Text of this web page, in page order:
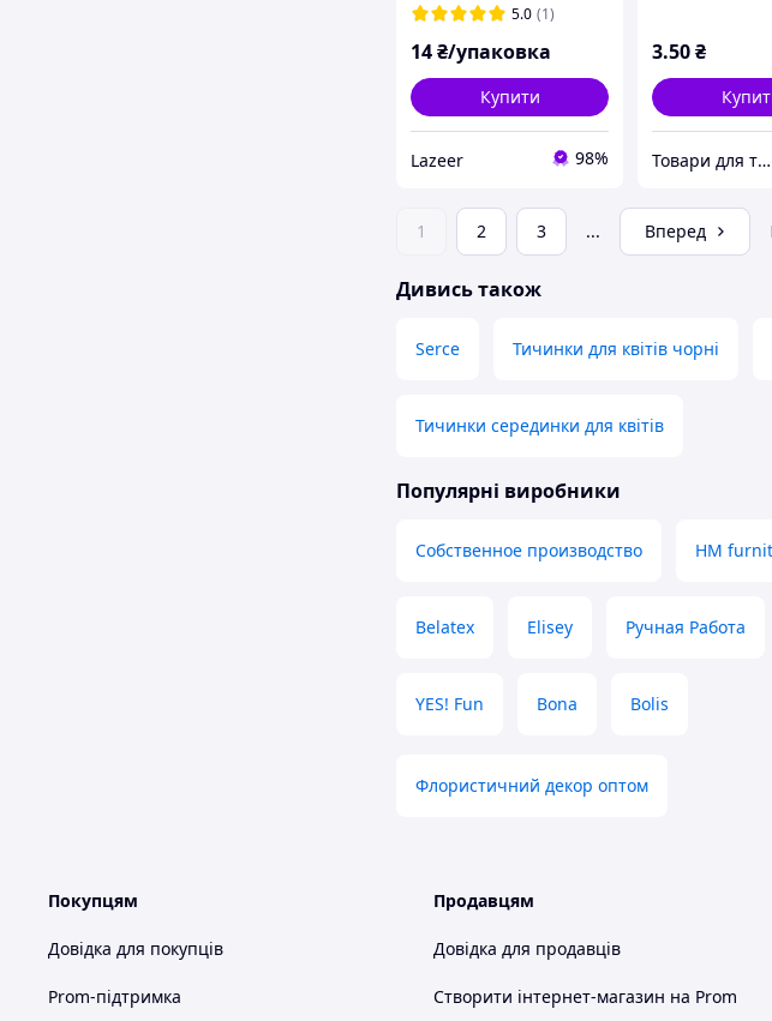
5.0 (1)
14₴/упаковка
Купити
Lazeer 98%
3.50₴
Товари для творчості та скрапбукінгу "Shine art"
1 2 3 ... Вперед
Дивись також
Serce Тичинки для квітів чорні
Тичинки серединки для квітів
Популярні виробники
Собственное производство HM
Belatex Elisey Ручная Работа
YES! Fun Bona Bolis
Флористичний декор оптом
Покупцям
Довідка для покупців
Prom-підтримка
Продавцям
Довідка для продавців
Створити інтернет-магазин на Prom